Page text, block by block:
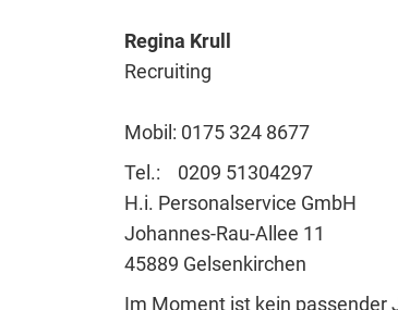
Regina Krull
Recruiting
Mobil: 0175 324 8677
Tel.: 0209 51304297
H.i. Personalservice GmbH
Johannes-Rau-Allee 11
45889 Gelsenkirchen
Im Moment ist kein passender